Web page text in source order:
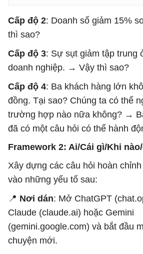
Cấp độ 2: Doanh số giảm 15%
thì sao?
Cấp độ 3: Sự sụt giảm tập trung
doanh nghiệp. → Vậy thì sao?
Cấp độ 4: Ba khách hàng lớn
đồng. Tại sao? Chúng ta có thể
trường hợp nào nữa không? →
đã có một câu hỏi có thể hành
Framework 2: Ai/Cái gì/Khi
Xây dựng các câu hỏi hoàn
vào những yếu tố sau:
📍 Nơi dán: Mở ChatGPT
Claude (claude.ai) hoặc Gemini
(gemini.google.com) và bắt đầu
chuyện mới.